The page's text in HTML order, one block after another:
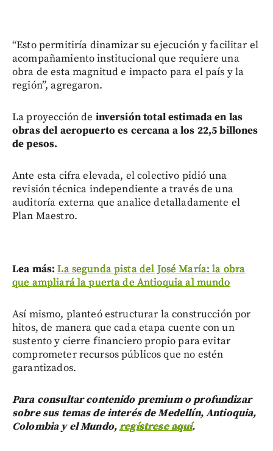
“Esto permitiría dinamizar su ejecución y facilitar el
acompañamiento institucional que requiere una
obra de esta magnitud e impacto para el país y la
región”, agregaron.
La proyección de inversión total estimada en las
obras del aeropuerto es cercana a los 22,5 billones
de pesos.
Ante esta cifra elevada, el colectivo pidió una
revisión técnica independiente a través de una
auditoría externa que analice detalladamente el
Plan Maestro.
Lea más:La segunda pista del José María: la obra
que ampliará la puerta de Antioquia al mundo
Así mismo, planteó estructurar la construcción por
hitos, de manera que cada etapa cuente con un
sustento y cierre financiero propio para evitar
comprometer recursos públicos que no estén
garantizados.
Para consultar contenido premium o profundizar
sobre sus temas de interés de Medellín, Antioquia,
Colombia y el Mundo,regístrese aquí.